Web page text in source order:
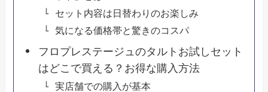
セット内容は日替わりのお楽しみ
気になる価格帯と驚きのコスパ
フロプレステージュのタルトお試しセット
はどこで買える？お得な購入方法
実店舗での購入が基本